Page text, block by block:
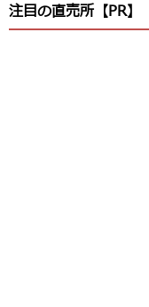
注目の直売所【PR】